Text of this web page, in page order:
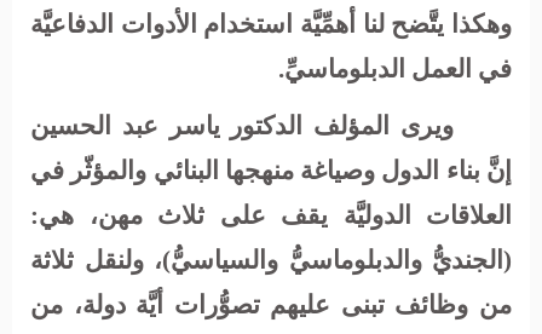
وهكذا يتَّضح لنا أهمِّيَّة استخدام الأدوات الدفاعيَّة
في العمل الدبلوماسيِّ.
ويرى المؤلف الدكتور ياسر عبد الحسين
إنَّ بناء الدول وصياغة منهجها البنائي والمؤثّر في
العلاقات الدوليَّة يقف على ثلاث مهن، هي:
(الجنديُّ والدبلوماسيُّ والسياسيُّ)، ولنقل ثلاثة
من وظائف تبنى عليهم تصوُّرات أيَّة دولة، من